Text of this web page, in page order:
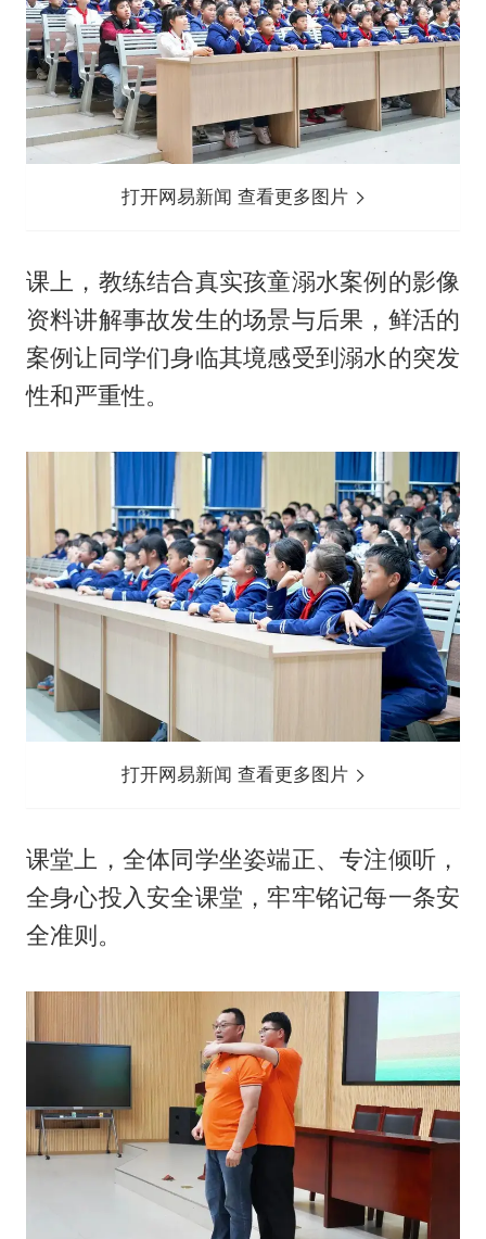
打开网易新闻 查看更多图片
课上，教练结合真实孩童溺水案例的影像
资料讲解事故发生的场景与后果，鲜活的
案例让同学们身临其境感受到溺水的突发
性和严重性。
打开网易新闻 查看更多图片
课堂上，全体同学坐姿端正、专注倾听，
全身心投入安全课堂，牢牢铭记每一条安
全准则。